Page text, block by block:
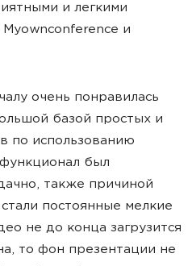
и легкими
и
очень понравилась
базой простых и
по использованию
был
также причиной
постоянные мелкие
не до конца загрузится
то фон презентации не